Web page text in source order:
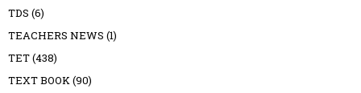
TDS (6)
TEACHERS NEWS (1)
TET(438)
TEXT BOOK(90)